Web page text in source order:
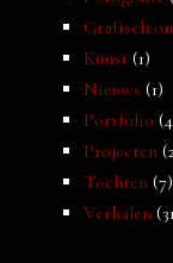
Grafisch
Kunst (1)
Nieuws (1)
Portfolio
Projecten
Tochten (7)
Verhalen